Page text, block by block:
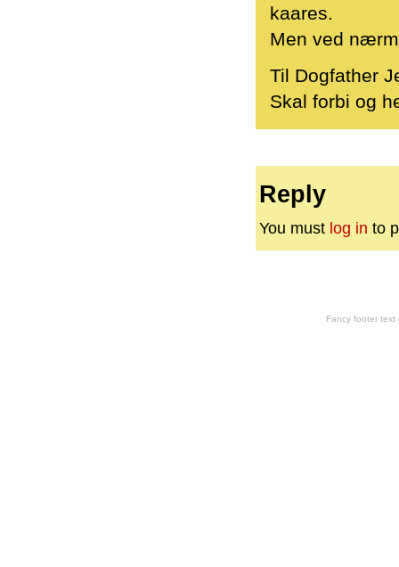
kaares.
Men ved
Til Dogfather
Skal forbi og
Reply
You must log in to
Fancy footer